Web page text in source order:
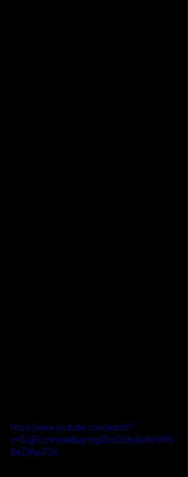
https://www.youtube.com/watch?
v=GJgFLcnksww&pp=ygUScGVzbyBwbHVtYS
BwZWxpZ3Jv